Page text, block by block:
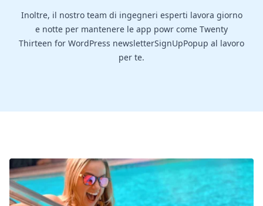
Inoltre, il nostro team di ingegneri esperti lavora giorno
e notte per mantenere le app powr come Twenty
Thirteen for WordPress newsletterSignUpPopup al lavoro
per te.